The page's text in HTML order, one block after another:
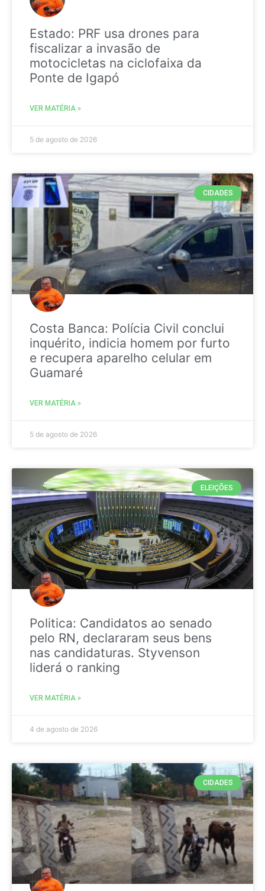
Estado: PRF usa drones para
fiscalizar a invasão de
motocicletas na ciclofaixa da
Ponte de Igapó
VER MATÉRIA »
5 de agosto de 2026
CIDADES
Costa Banca: Polícia Civil conclui
inquérito, indicia homem por furto
e recupera aparelho celular em
Guamaré
VER MATÉRIA »
5 de agosto de 2026
ELEIÇÕES
Politica: Candidatos ao senado
pelo RN, declararam seus bens
nas candidaturas. Styvenson
liderá o ranking
VER MATÉRIA »
4 de agosto de 2026
CIDADES